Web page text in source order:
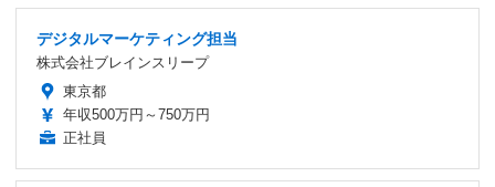
デジタルマーケティング担当
株式会社ブレインスリープ
東京都
年収500万円～750万円
正社員